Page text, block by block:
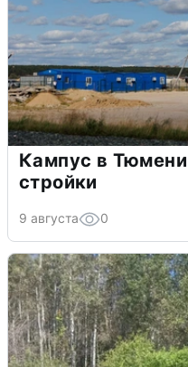
Кампус в
стройки
9 августа 0